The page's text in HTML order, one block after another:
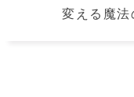
変える魔法